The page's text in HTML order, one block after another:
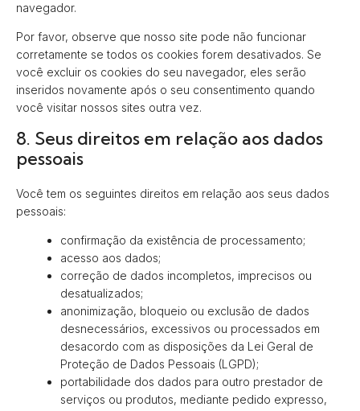
navegador.
Por favor, observe que nosso site pode não funcionar
corretamente se todos os cookies forem desativados. Se
você excluir os cookies do seu navegador, eles serão
inseridos novamente após o seu consentimento quando
você visitar nossos sites outra vez.
8. Seus direitos em relação aos dados
pessoais
Você tem os seguintes direitos em relação aos seus dados
pessoais:
confirmação da existência de processamento;
acesso aos dados;
correção de dados incompletos, imprecisos ou
desatualizados;
anonimização, bloqueio ou exclusão de dados
desnecessários, excessivos ou processados em
desacordo com as disposições da Lei Geral de
Proteção de Dados Pessoais (LGPD);
portabilidade dos dados para outro prestador de
serviços ou produtos, mediante pedido expresso,